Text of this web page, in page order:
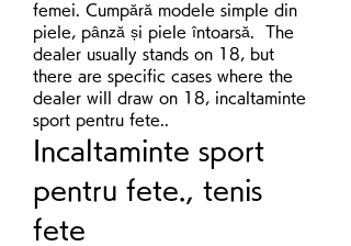
femei. Cumpără modele simple din
piele, pânză și piele întoarsă.  The
dealer usually stands on 18, but
there are specific cases where the
dealer will draw on 18, incaltaminte
sport pentru fete..
Incaltaminte sport
pentru fete., tenis
fete